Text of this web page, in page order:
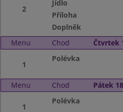
2
Jídlo
Příloha
Doplněk
Menu
Chod Čtvrtek
1
Polévka
Menu Chod Pátek
1
Polévka